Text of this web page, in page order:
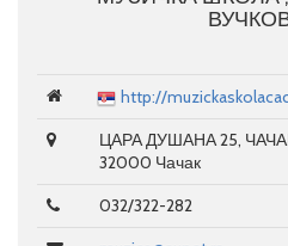
http://
ЦАРА ДУШАНА 25,
32000 Чачак
032/322-282